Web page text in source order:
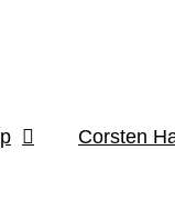
Corsten